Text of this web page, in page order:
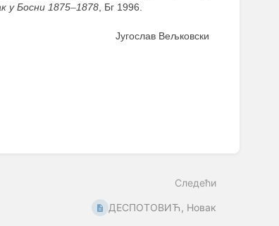
у Босни 1875–1878 , Бг 1996.
Југослав Вељковски
Следећи
ДЕСПОТОВИЋ, Новак